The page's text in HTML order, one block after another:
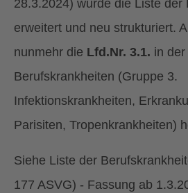
28.3.2024) wurde die Liste der
erweitert und neu strukturiert.
nunmehr die Lfd.Nr. 3.1. in
Berufskrankheiten (Gruppe 3.
Infektionskrankheiten,
Parisiten, Tropenkrankheiten)
Siehe Liste der
177 ASVG) - Fassung ab